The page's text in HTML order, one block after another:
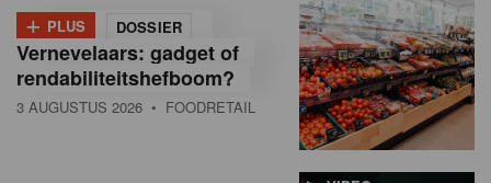
+ PLUS DOSSIER
Vernevelaars: gadget of
rendabiliteitshefboom?
3 AUGUSTUS 2026 • FOODRETAIL